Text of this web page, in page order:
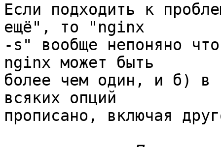
Если подходить к
ещё", то "nginx
-s" вообще непоняно
nginx может быть
более чем один, и б) в
всяких опций
прописано, включая